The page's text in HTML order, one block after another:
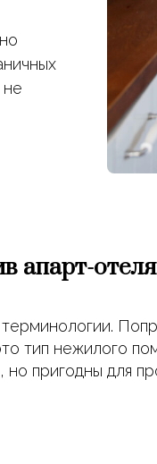
не
апарт-отеля
тип нежилого
пригодны для